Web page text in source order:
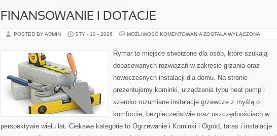
FINANSOWANIE I DOTACJE
POSTED BY ADMIN STY - 10 - 2026 MOŻLIWOŚĆ KOMENTOWANIA FINANSOWANIE
ZOSTAŁA WYŁĄCZONA
Rymar to miejsce stworzone dla osób, które szukają
dopasowanych rozwiązań w zakresie grzania oraz
nowoczesnych instalacji dla domu. Na stronie
prezentujemy kominki, urządzenia typu heat pump i
szeroko rozumiane instalacje grzewcze z myślą o
komforcie, bezpieczeństwie oraz oszczędnościach w
perspektywie wielu lat. Ciekawe kategorie to Ogrzewanie i Kominki i Ogród, taras i instalacje